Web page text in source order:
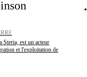
est un acteur
et l'exploitation de